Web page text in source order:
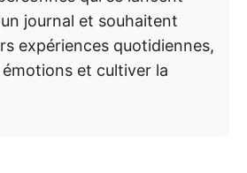
journal et souhaitent
expériences quotidiennes,
et cultiver la